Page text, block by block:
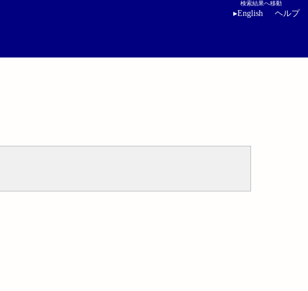
検索結果へ移動
▸English ヘルプ